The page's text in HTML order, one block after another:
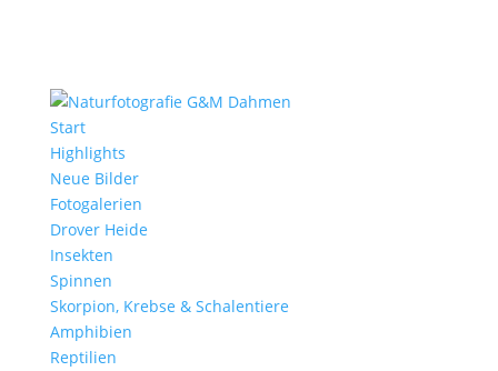
Start
Highlights
Neue Bilder
Fotogalerien
Drover Heide
Insekten
Spinnen
Skorpion, Krebse & Schalentiere
Amphibien
Reptilien